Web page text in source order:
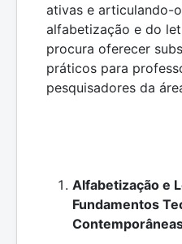
ativas e articulando-
alfabetização e do
procura oferecer
práticos para
pesquisadores da
Alfabetização e
Fundamentos